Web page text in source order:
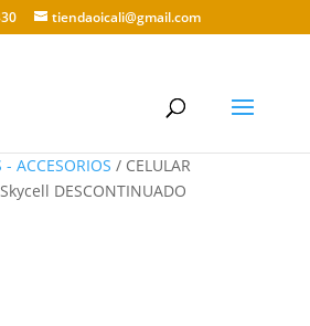
tiendaoicali@gmail.com
- ACCESORIOS / CELULAR
DESCONTINUADO